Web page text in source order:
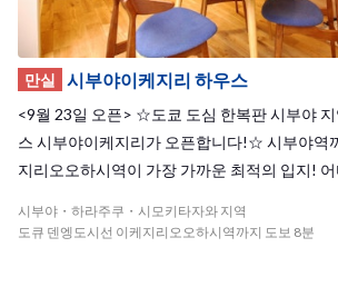
만실 시부야이케지리 하우스
<9월 23일 오픈> ☆도쿄 도심 한복판 시부야
스 시부야이케지리가 오픈합니다!☆ 시부야역
지리오오하시역이 가장 가까운 최적의 입지!
막차를 놓쳐도 안심입니다! 도심 한복판에 있으
시부야・하라주쿠・시모키타자와 지역
도큐 덴엥도시선 이케지리오오하시역까지 도보 8분